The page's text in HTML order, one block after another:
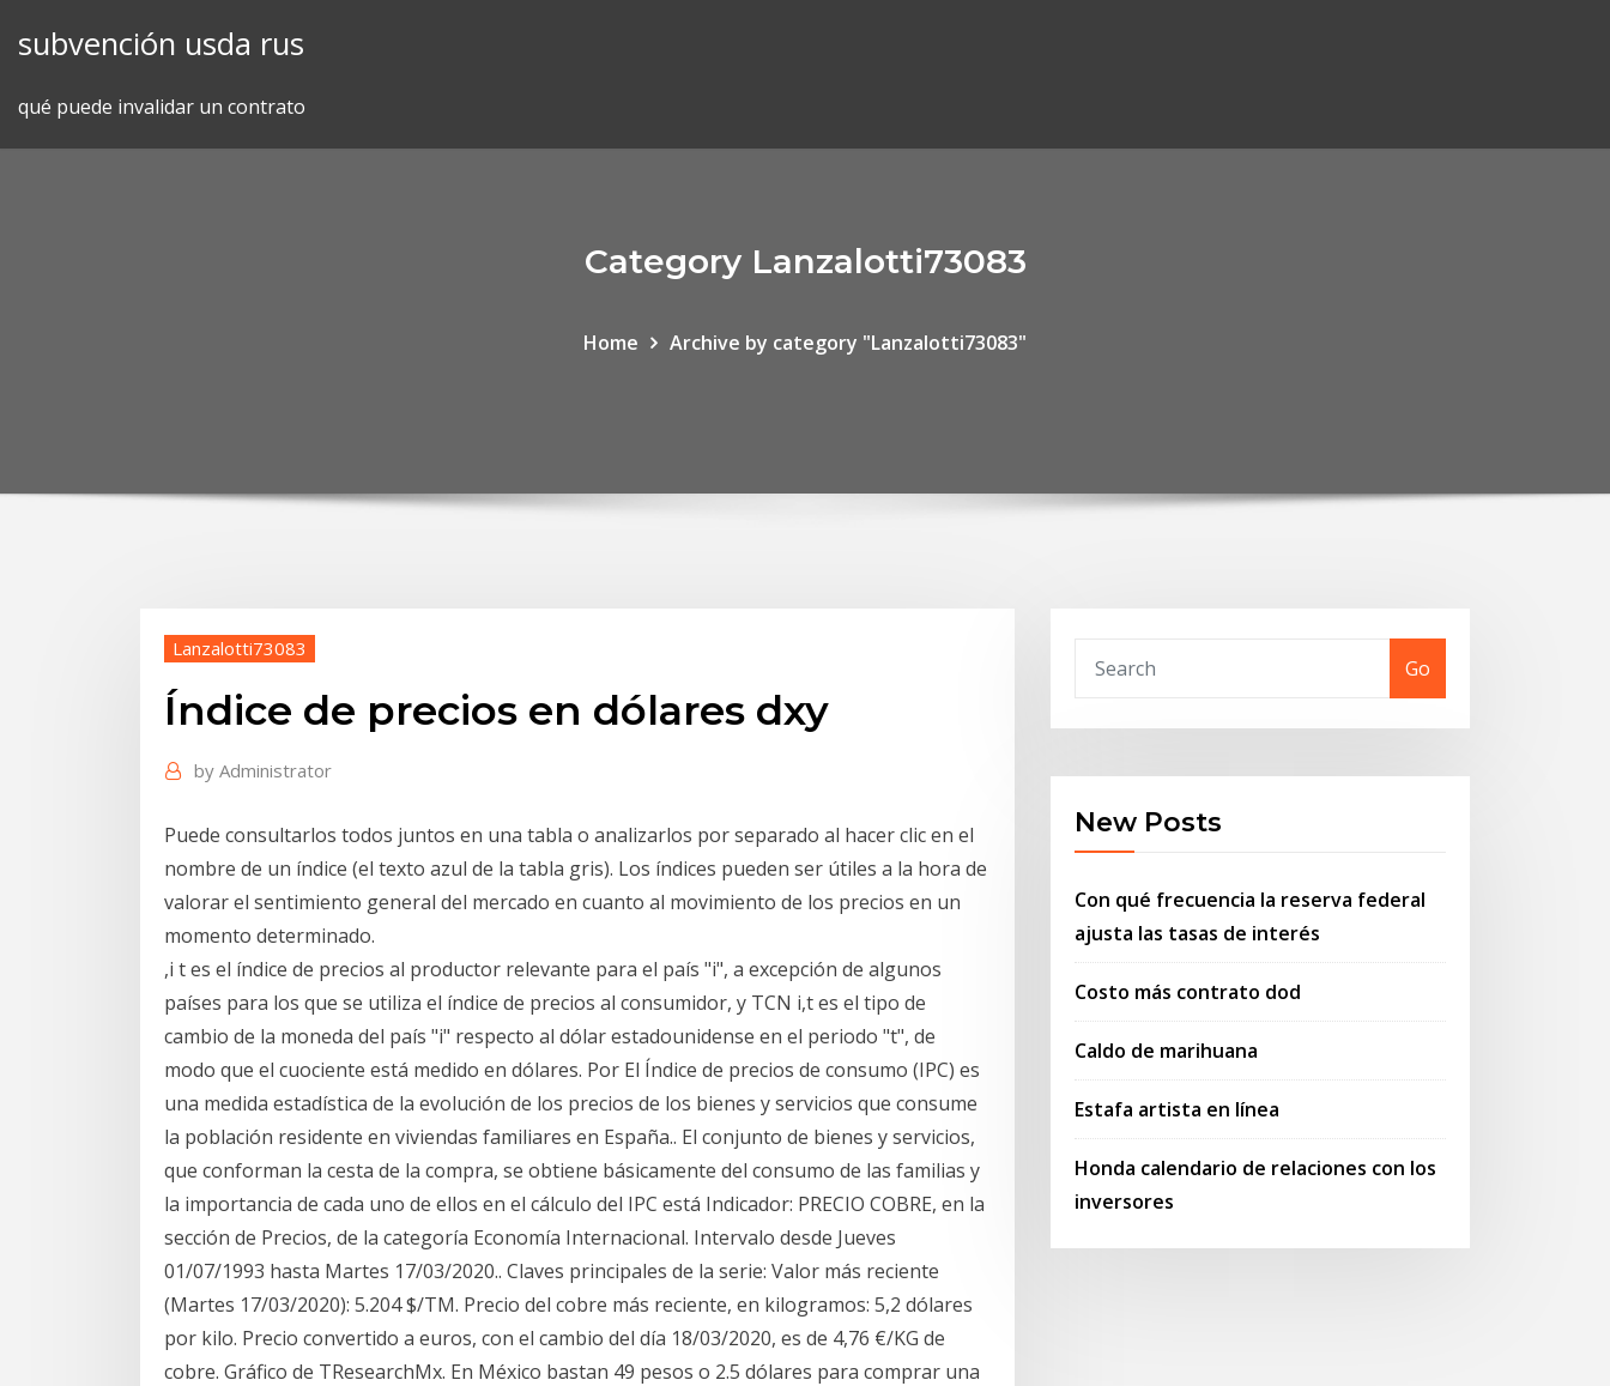
subvención usda rus
qué puede invalidar un contrato
Category Lanzalotti73083
Home Archive by category "Lanzalotti73083"
Lanzalotti73083
Índice de precios en dólares dxy
by Administrator
Puede consultarlos todos juntos en una tabla o analizarlos por separado al hacer clic en el
nombre de un índice (el texto azul de la tabla gris). Los índices pueden ser útiles a la hora de
valorar el sentimiento general del mercado en cuanto al movimiento de los precios en un
momento determinado.
,i t es el índice de precios al productor relevante para el país "i", a excepción de algunos
países para los que se utiliza el índice de precios al consumidor, y TCN i,t es el tipo de
cambio de la moneda del país "i" respecto al dólar estadounidense en el periodo "t", de
modo que el cuociente está medido en dólares. Por El Índice de precios de consumo (IPC) es
una medida estadística de la evolución de los precios de los bienes y servicios que consume
la población residente en viviendas familiares en España.. El conjunto de bienes y servicios,
que conforman la cesta de la compra, se obtiene básicamente del consumo de las familias y
la importancia de cada uno de ellos en el cálculo del IPC está Indicador: PRECIO COBRE, en la
sección de Precios, de la categoría Economía Internacional. Intervalo desde Jueves
01/07/1993 hasta Martes 17/03/2020.. Claves principales de la serie: Valor más reciente
(Martes 17/03/2020): 5.204 $/TM. Precio del cobre más reciente, en kilogramos: 5,2 dólares
por kilo. Precio convertido a euros, con el cambio del día 18/03/2020, es de 4,76 €/KG de
cobre. Gráfico de TResearchMx. En México bastan 49 pesos o 2.5 dólares para comprar una
Go
New Posts
Con qué frecuencia la reserva federal
ajusta las tasas de interés
Costo más contrato dod
Caldo de marihuana
Estafa artista en línea
Honda calendario de relaciones con los
inversores